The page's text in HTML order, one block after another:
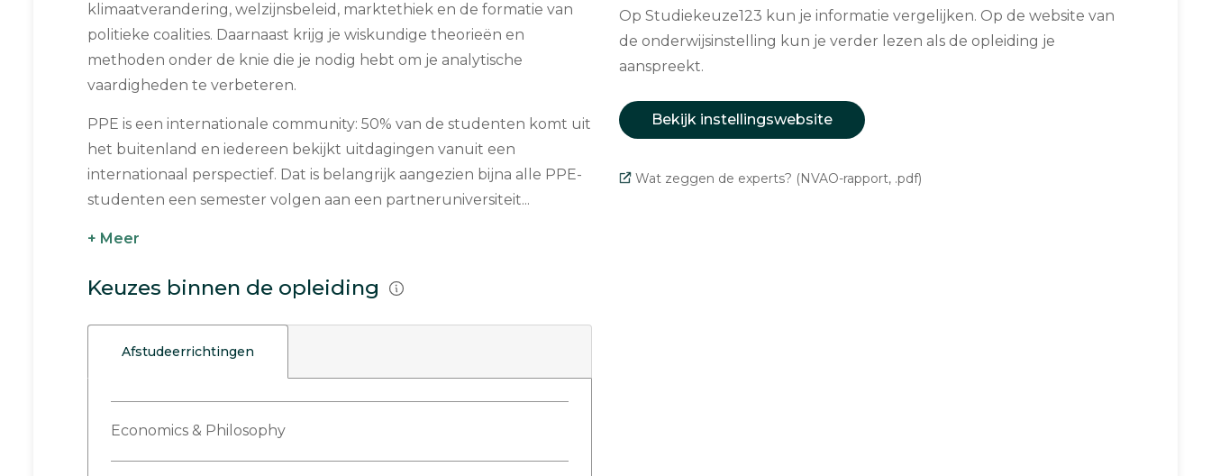
klimaatverandering, welzijnsbeleid, marktethiek en de formatie van
politieke coalities. Daarnaast krijg je wiskundige theorieën en
methoden onder de knie die je nodig hebt om je analytische
vaardigheden te verbeteren.
PPE is een internationale community: 50% van de studenten komt uit
het buitenland en iedereen bekijkt uitdagingen vanuit een
internationaal perspectief. Dat is belangrijk aangezien bijna alle PPE-
studenten een semester volgen aan een partneruniversiteit...
+ Meer
Keuzes binnen de opleiding
Afstudeerrichtingen
Economics & Philosophy
Op Studiekeuze123 kun je informatie vergelijken. Op de website van
de onderwijsinstelling kun je verder lezen als de opleiding je
aanspreekt.
Bekijk instellingswebsite
Wat zeggen de experts? (NVAO-rapport, .pdf)